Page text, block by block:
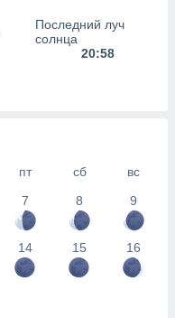
Последний луч
солнца
20:58
пт сб
вс
7
8 9
14 15 16